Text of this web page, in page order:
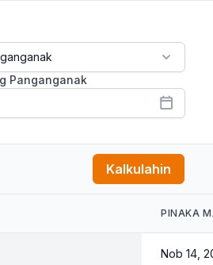
Panganganak
Kalkulahin
PINAKA
Nob 14,